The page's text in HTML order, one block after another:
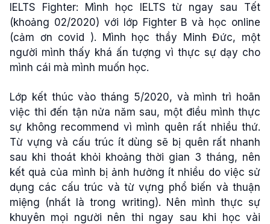
IELTS Fighter: Mình học IELTS từ ngay sau Tết
(khoảng 02/2020) với lớp Fighter B và học online
(cảm ơn covid ). Mình học thầy Minh Đức, một
người mình thấy khá ấn tượng vì thực sự dạy cho
mình cái mà mình muốn học.
Lớp kết thúc vào tháng 5/2020, và mình trì hoãn
việc thi đến tận nửa năm sau, một điều mình thực
sự không recommend vì mình quên rất nhiều thứ.
Từ vựng và cấu trúc ít dùng sẽ bị quên rất nhanh
sau khi thoát khỏi khoảng thời gian 3 tháng, nên
kết quả của mình bị ảnh hưởng ít nhiều do việc sử
dụng các cấu trúc và từ vựng phổ biến và thuận
miệng (nhất là trong writing). Nên mình thực sự
khuyên mọi người nên thi ngay sau khi học vài